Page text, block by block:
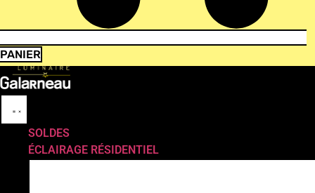
PANIER
SOLDES
ÉCLAIRAGE RÉSIDENTIEL